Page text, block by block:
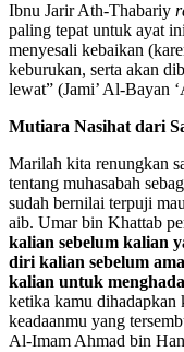
Ibnu Jarir Ath-Thabariy
paling tepat untuk ayat
menyesali kebaikan
keburukan, serta akan
lewat” (Jami’ Al-Bayan
Mutiara Nasihat dari
Marilah kita renungkan
tentang muhasabah
sudah bernilai terpuji
aib. Umar bin Khattab
kalian sebelum kalian
diri kalian sebelum
kalian untuk
ketika kamu dihadapkan
keadaanmu yang
Al-Imam Ahmad bin